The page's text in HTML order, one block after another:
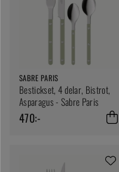
SABRE PARIS
Bestickset, 4 delar, Bistrot,
Asparagus - Sabre Paris
470:-